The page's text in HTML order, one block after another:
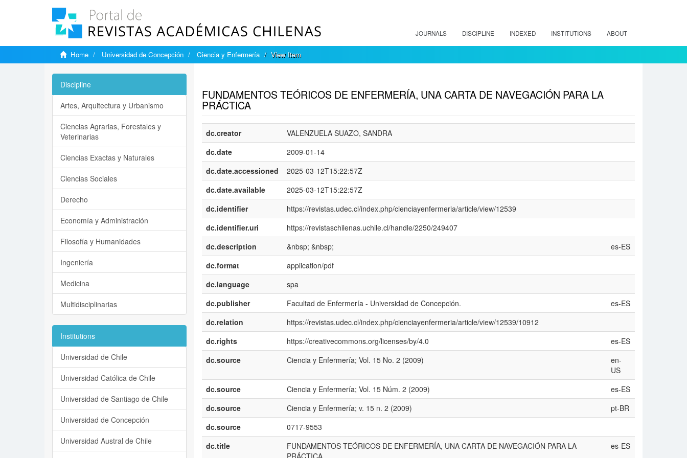
JOURNALS DISCIPLINE INDEXED INSTITUTIONS ABOUT
Home Universidad de Concepción Ciencia y Enfermería View Item
FUNDAMENTOS TEÓRICOS DE ENFERMERÍA, UNA CARTA DE NAVEGACIÓN PARA LA
PRÁCTICA
dc.creator
VALENZUELA SUAZO, SANDRA
dc.date
2009-01-14
dc.date.accessioned
2025-03-12T15:22:57Z
dc.date.available
2025-03-12T15:22:57Z
dc.identifier
https://revistas.udec.cl/index.php/cienciayenfermeria/article/view/12539
dc.identifier.uri
https://revistaschilenas.uchile.cl/handle/2250/249407
dc.description
&nbsp; &nbsp;
es-ES
dc.format
application/pdf
dc.language
spa
dc.publisher
Facultad de Enfermería - Universidad de Concepción.
es-ES
dc.relation
https://revistas.udec.cl/index.php/cienciayenfermeria/article/view/12539/10912
dc.rights
https://creativecommons.org/licenses/by/4.0
es-ES
dc.source
Ciencia y Enfermería; Vol. 15 No. 2 (2009)
en-
US
dc.source
Ciencia y Enfermería; Vol. 15 Núm. 2 (2009)
es-ES
dc.source
Ciencia y Enfermería; v. 15 n. 2 (2009)
pt-BR
dc.source
0717-9553
dc.title
FUNDAMENTOS TEÓRICOS DE ENFERMERÍA, UNA CARTA DE NAVEGACIÓN PARA LA
PRÁCTICA
es-ES
Discipline
Artes, Arquitectura y Urbanismo
Ciencias Agrarias, Forestales y
Veterinarias
Ciencias Exactas y Naturales
Ciencias Sociales
Derecho
Economía y Administración
Filosofía y Humanidades
Ingeniería
Medicina
Multidisciplinarias
Institutions
Universidad de Chile
Universidad Católica de Chile
Universidad de Santiago de Chile
Universidad de Concepción
Universidad Austral de Chile